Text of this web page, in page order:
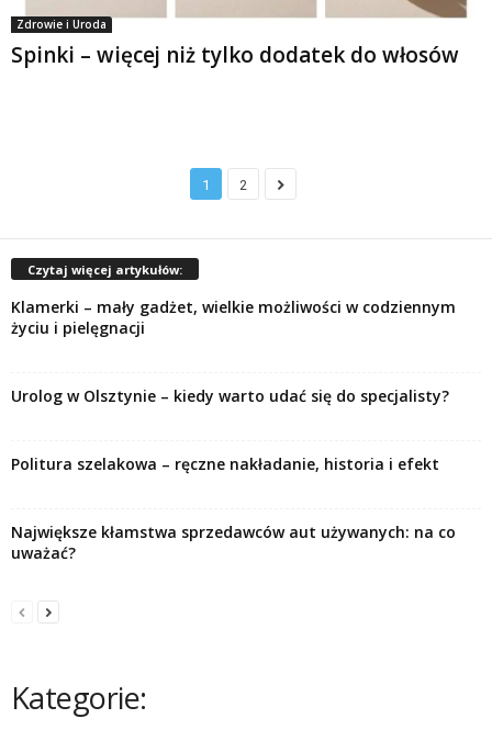
Zdrowie i Uroda
Spinki – więcej niż tylko dodatek do włosów
1 2
Czytaj więcej artykułów:
Klamerki – mały gadżet, wielkie możliwości w codziennym
życiu i pielęgnacji
Urolog w Olsztynie – kiedy warto udać się do specjalisty?
Politura szelakowa – ręczne nakładanie, historia i efekt
Największe kłamstwa sprzedawców aut używanych: na co
uważać?
Kategorie: